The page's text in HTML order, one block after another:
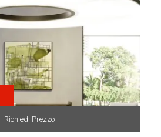
Richiedi Prezzo